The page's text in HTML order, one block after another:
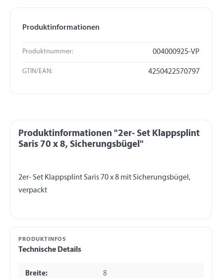
Produktinformationen
Produktnummer: 004000925-VP
GTIN/EAN: 4250422570797
Produktinformationen "2er- Set Klappsplint
Saris 70 x 8, Sicherungsbügel"
2er- Set Klappsplint Saris 70 x 8 mit Sicherungsbügel,
PRODUKTINFOS
Technische Details
Breite: 8